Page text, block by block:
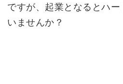
ですが、起業となるとハ
いませんか？